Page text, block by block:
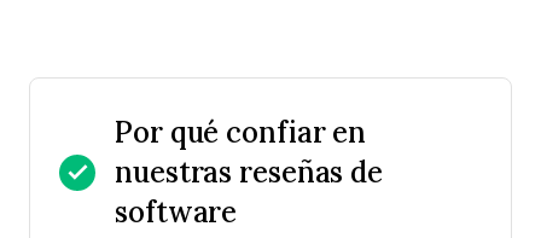
Por qué confiar en
nuestras reseñas de
software